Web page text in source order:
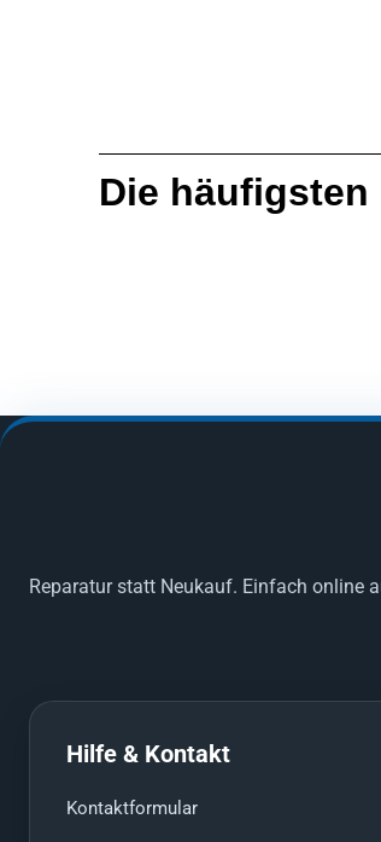
Die häufigsten
Reparatur statt Neukauf. Einfach online
Hilfe & Kontakt
Kontaktformular